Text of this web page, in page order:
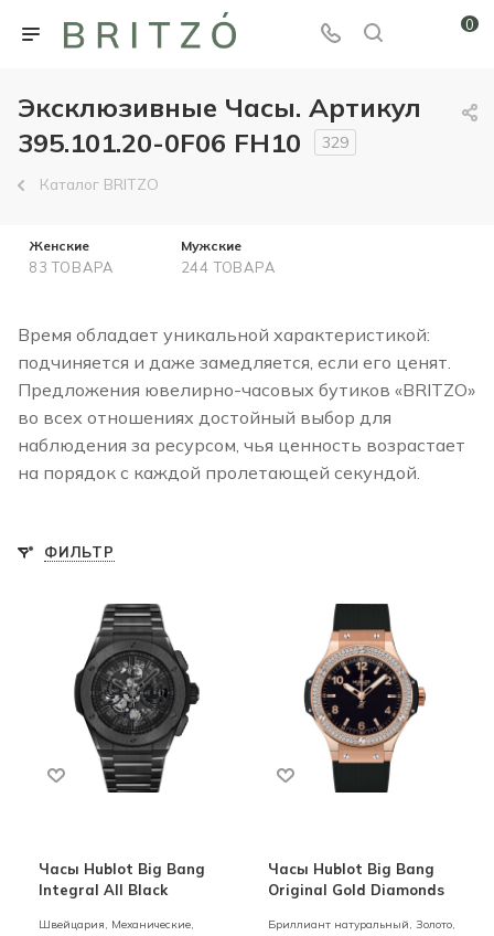
0
Эксклюзивные Часы. Артикул
395.101.20-0F06 FH10
329
Каталог BRITZO
Женские
83 ТОВАРА
Мужские
244 ТОВАРА
Время обладает уникальной характеристикой:
подчиняется и даже замедляется, если его ценят.
Предложения ювелирно-часовых бутиков «BRITZO»
во всех отношениях достойный выбор для
наблюдения за ресурсом, чья ценность возрастает
на порядок с каждой пролетающей секундой.
ФИЛЬТР
Часы Hublot Big Bang
Integral All Black
Швейцария, Механические,
Часы Hublot Big Bang
Original Gold Diamonds
Бриллиант натуральный, Золото,